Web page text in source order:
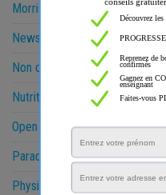
Morris & Gaëtan
(27)
News
Non classé
Nutrition
Open Sud de France(7)
Paradoxes
(8)
Physique
(48)